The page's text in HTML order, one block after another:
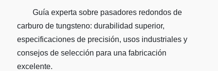
Guía experta sobre pasadores redondos de
carburo de tungsteno: durabilidad superior,
especificaciones de precisión, usos industriales y
consejos de selección para una fabricación
excelente.